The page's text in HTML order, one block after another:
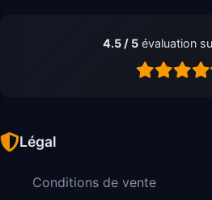
4.5 / 5 évaluation
Légal
Conditions de vente